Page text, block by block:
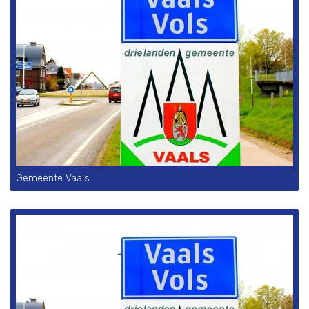
Gemeente Vaals